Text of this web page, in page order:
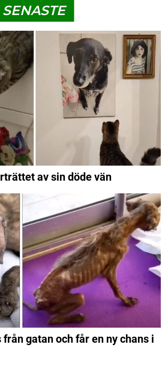
SENASTE
av sin döde vän
gatan och får en ny chans i